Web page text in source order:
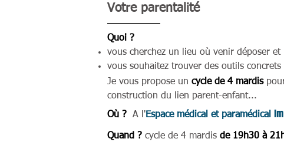
Votre parentalité
Quoi ?
vous cherchez un lieu où venir déposer
vous souhaitez trouver des outils
Je vous propose un cycle de 4 mardispour
construction du lien parent-enfant...
Où ?
A l'Espace médical et paramédical Im
Quand ? cycle de 4 mardis de 19h30 à